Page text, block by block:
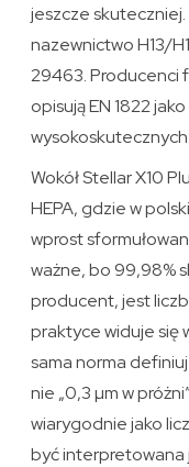
jeszcze
nazewnictwo H13/
29463. Producenci
opisują EN 1822
wysokoskutecznych.
Wokół Stellar X10
HEPA, gdzie w
wprost
ważne, bo 99,98%
producent, jest
praktyce widuje się
sama norma
nie „0,3 µm w
wiarygodnie jako
być interpretowana